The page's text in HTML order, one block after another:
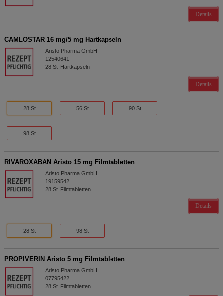
Details
CAMLOSTAR 16 mg/5 mg Hartkapseln
Aristo Pharma GmbH
12540641
28 St Hartkapseln
Details
28 St 56 St 90 St
98 St
RIVAROXABAN Aristo 15 mg Filmtabletten
Aristo Pharma GmbH
19159542
28 St Filmtabletten
Details
28 St 98 St
PROPIVERIN Aristo 5 mg Filmtabletten
Aristo Pharma GmbH
07795422
28 St Filmtabletten